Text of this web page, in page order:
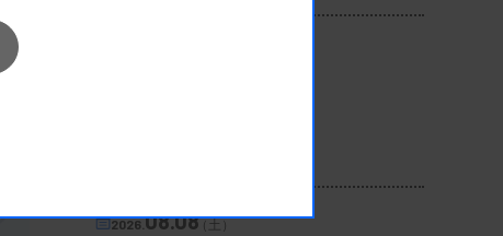
2026.08.08（土）